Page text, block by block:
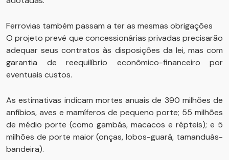
Ferrovias também passam a ter as mesmas obrigações
O projeto prevê que concessionárias privadas precisarão
adequar seus contratos às disposições da lei, mas com
garantia de reequilíbrio econômico-financeiro por
eventuais custos.
As estimativas indicam mortes anuais de 390 milhões de
anfíbios, aves e mamíferos de pequeno porte; 55 milhões
de médio porte (como gambás, macacos e répteis); e 5
milhões de porte maior (onças, lobos-guará, tamanduás-
bandeira).